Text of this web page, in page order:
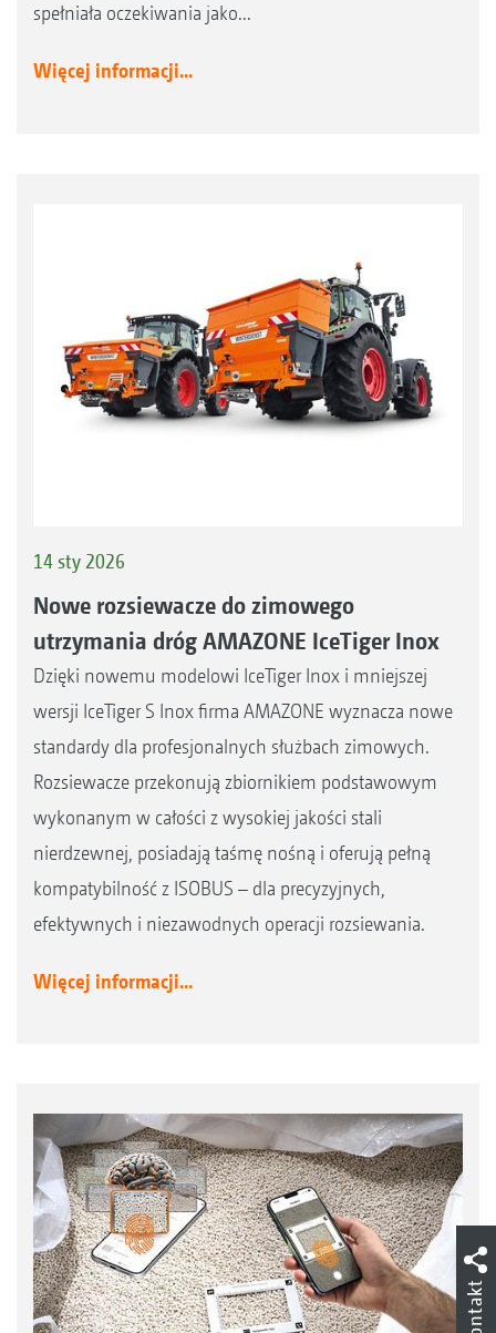
spełniała oczekiwania jako...
Więcej informacji...
14 sty 2026
Nowe rozsiewacze do zimowego
utrzymania dróg AMAZONE IceTiger Inox
Dzięki nowemu modelowi IceTiger Inox i mniejszej
wersji IceTiger S Inox firma AMAZONE wyznacza nowe
standardy dla profesjonalnych służbach zimowych.
Rozsiewacze przekonują zbiornikiem podstawowym
wykonanym w całości z wysokiej jakości stali
nierdzewnej, posiadają taśmę nośną i oferują pełną
kompatybilność z ISOBUS – dla precyzyjnych,
efektywnych i niezawodnych operacji rozsiewania.
Więcej informacji...
Kontakt